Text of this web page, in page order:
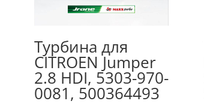
Турбина для
CITROEN Jumper
2.8 HDI, 5303-970-
0081, 500364493